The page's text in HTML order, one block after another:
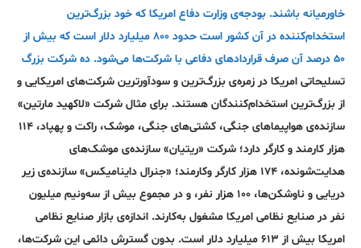
خاورمیانه باشند. بودجه‌ی وزارت دفاع امریکا که خود بزرگ‌ترین
استخدام‌کننده در آن کشور است حدود ۸۰۰ میلیارد دلار است که بیش از
۵۰ در‌صد آن صرف قرار‌دادهای دفاعی با شرکت‌ها می‌شود. ده شرکت بزرگ
تسلیحاتی امریکا در زمره‌ی بزرگ‌ترین و سود‌آور‌ترین شرکت‌های امریکایی و
از بزرگ‌ترین استخدام‌کنندگان هستند. برای مثال شرکت «لاکهید مارتین»
سازنده‌ی هواپیما‌های جنگی، کشتی‌های جنگی، موشک، راکت و پهپاد، ۱۱۴
هزار کارمند و کارگر دارد؛ شرکت «ریتیان» سازنده‌ی موشک‌های
هدایت‌شونده، ۱۷۴ هزار کارگر وکارمند؛ «جنرال داینامیکس» سازنده‌ی زیر
دریایی و ناوشکن‌ها، ۱۰۰ هزار نفر، و در مجموع بیش از سه‌و‌نیم میلیون
نفر در صنایع نظامی امریکا مشغول به‌کارند. اندازه‌ی بازار صنایع نظامی
امریکا بیش از ۶۱۳ میلیارد دلار است. بدون گسترش دائمی این شرکت‌ها،